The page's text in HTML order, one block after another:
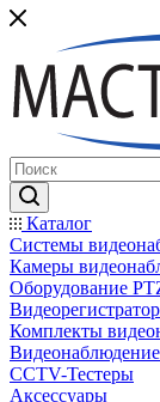
Каталог
Системы
Камеры
Оборудование
Комплекты
Видеонаблюдение
CCTV-Тестеры
Аксессуары